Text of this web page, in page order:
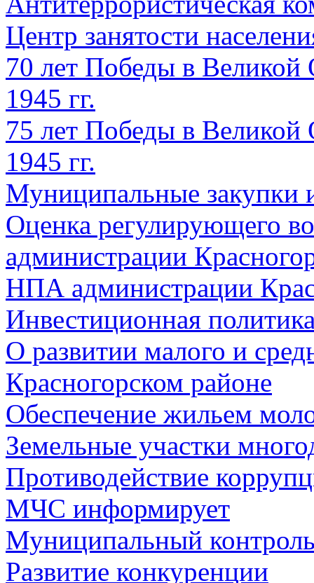
Центр занятости
70 лет Победы в Великой
1945 гг.
75 лет Победы в Великой
1945 гг.
Муниципальные закупки
Оценка регулирующего
администрации
НПА администрации
Инвестиционная
О развитии малого и
Красногорском районе
Обеспечение жильем
Земельные участки
Противодействие
МЧС информирует
Муниципальный
Развитие конкуренции